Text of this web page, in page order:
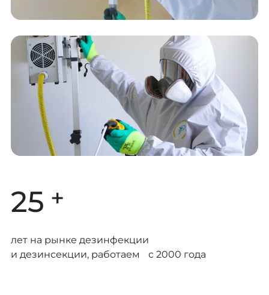
25 +
лет на рынке дезинфекции
и дезинсекции, работаем с 2000 года